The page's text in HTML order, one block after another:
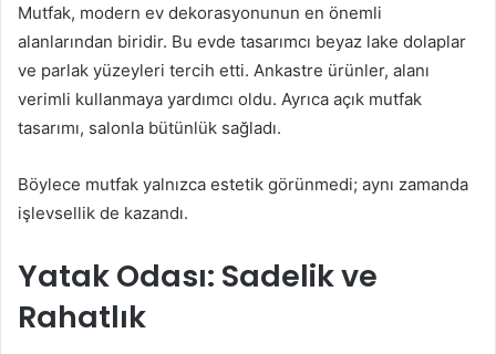
Mutfak, modern ev dekorasyonunun en önemli
alanlarından biridir. Bu evde tasarımcı beyaz lake dolaplar
ve parlak yüzeyleri tercih etti. Ankastre ürünler, alanı
verimli kullanmaya yardımcı oldu. Ayrıca açık mutfak
tasarımı, salonla bütünlük sağladı.
Böylece mutfak yalnızca estetik görünmedi; aynı zamanda
işlevsellik de kazandı.
Yatak Odası: Sadelik ve
Rahatlık